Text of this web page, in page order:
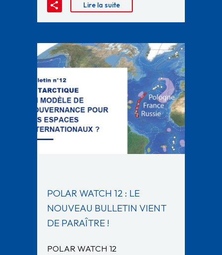
Lire la suite
POLAR WATCH 12 : LE
NOUVEAU BULLETIN VIENT
DE PARAÎTRE !
POLAR WATCH 12